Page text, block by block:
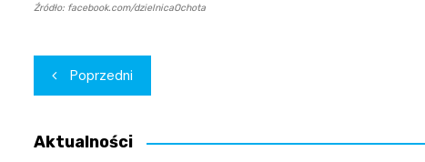
Źródło: facebook.com/dzielnicaOchota
Nawigacja
wpisu
Poprzedni
Aktualności